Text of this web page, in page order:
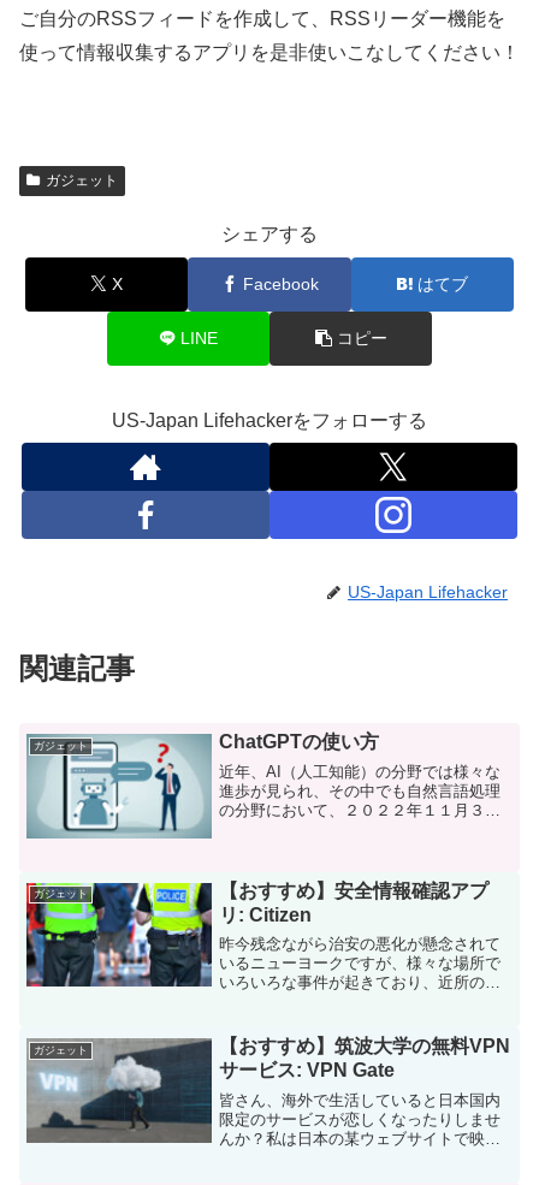
ご自分のRSSフィードを作成して、RSSリーダー機能を
使って情報収集するアプリを是非使いこなしてください！
ガジェット
シェアする
X Facebook はてブ
LINE コピー
US-Japan Lifehackerをフォローする
US-Japan Lifehacker
関連記事
ガジェット ChatGPTの使い方
近年、AI（人工知能）の分野では様々な
進歩が見られ、その中でも自然言語処理
の分野において、２０２２年１１月３０
で利...
ガジェット
【おすすめ】安全情報確認アプ
リ: Citizen
昨今残念ながら治安の悪化が懸念されて
いるニューヨークですが、様々な場所で
いろいろな事件が起きており、近所の安
な皆さんに今回ご紹介したいのは安全情
報確認アプリ「Citiz...
ガジェット
【おすすめ】筑波大学の無料VPN
サービス: VPN Gate
皆さん、海外で生活していると日本国内
限定のサービスが恋しくなったりしませ
んか？私は日本の某ウェブサイトで映画